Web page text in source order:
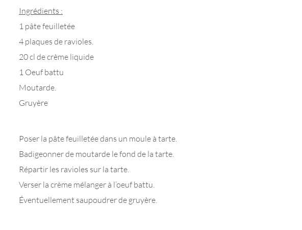
Ingrédients :
1 pâte feuilletée
4 plaques de ravioles.
20 cl de crème liquide
1 Oeuf battu
Moutarde.
Gruyère
Poser la pâte feuilletée dans un moule à tarte.
Badigeonner de moutarde le fond de la tarte.
Répartir les ravioles sur la tarte.
Verser la crème mélanger à l’oeuf battu.
Éventuellement saupoudrer de gruyère.